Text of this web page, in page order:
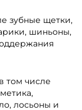
зубные щетки,
шиньоны,
том числе
лосьоны и